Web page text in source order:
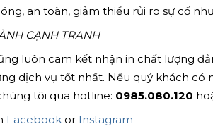
an toàn, giảm thiểu rủi ro sự cố
CẠNH TRANH
luôn cam kết nhận in chất lượng
dịch vụ tốt nhất. Nếu quý khách
tôi qua hotline: 0985.080.120
Facebook or Instagram